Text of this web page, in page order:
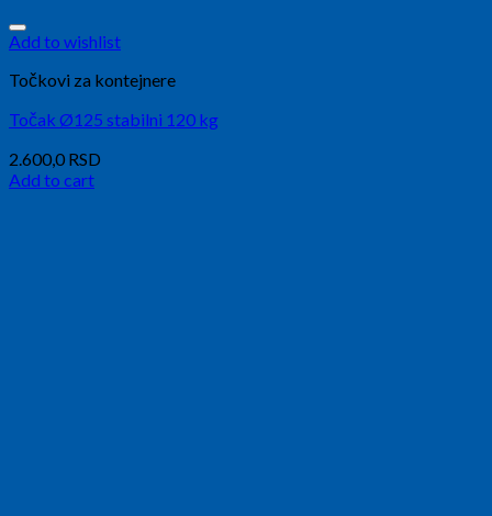
Add to wishlist
Točkovi za kontejnere
Točak Ø125 stabilni 120 kg
2.600,0 RSD
Add to cart